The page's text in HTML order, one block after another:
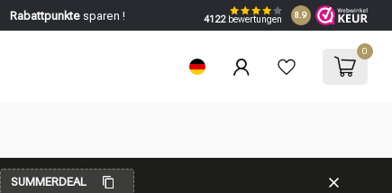
Rabattpunktesparen ! 4122bewertungen 8.9
0
SUMMERDEAL